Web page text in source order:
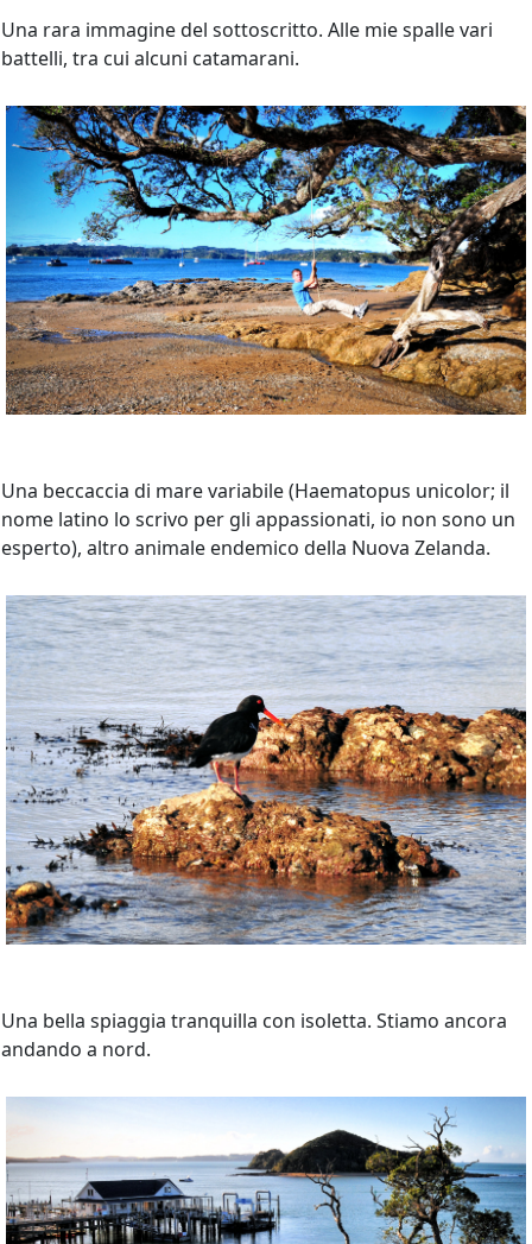
Una rara immagine del sottoscritto. Alle mie spalle vari
battelli, tra cui alcuni catamarani.
Una beccaccia di mare variabile (Haematopus unicolor; il
nome latino lo scrivo per gli appassionati, io non sono un
esperto), altro animale endemico della Nuova Zelanda.
Una bella spiaggia tranquilla con isoletta. Stiamo ancora
andando a nord.